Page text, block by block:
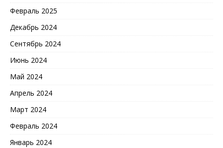
Февраль 2025
Декабрь 2024
Сентябрь 2024
Июнь 2024
Май 2024
Апрель 2024
Март 2024
Февраль 2024
Январь 2024